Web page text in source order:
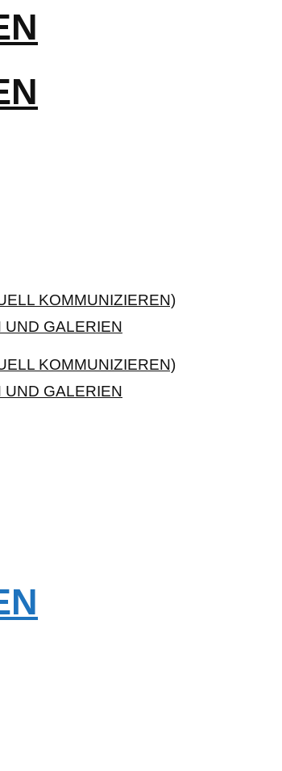
KOMMUNIZIEREN)
GALERIEN
KOMMUNIZIEREN)
GALERIEN